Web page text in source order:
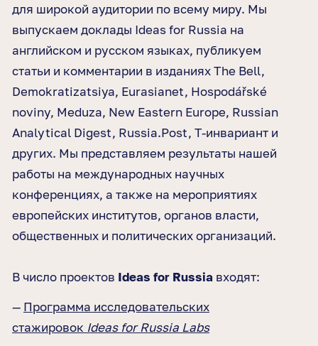
для широкой аудитории по всему миру. Мы
выпускаем доклады Ideas for Russia на
английском и русском языках, публикуем
статьи и комментарии в изданиях The Bell,
Demokratizatsiya, Eurasianet, Hospodářské
noviny, Meduza, New Eastern Europe, Russian
Analytical Digest, Russia.Post, Т-инвариант и
других. Мы представляем результаты нашей
работы на международных научных
конференциях, а также на мероприятиях
европейских институтов, органов власти,
общественных и политических организаций.
В число проектов Ideas for Russia входят:
— Программа исследовательских
стажировок Ideas for Russia Labs